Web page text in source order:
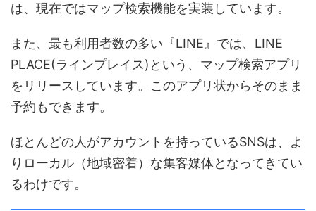
は、現在ではマップ検索機能を実装しています。
また、最も利用者数の多い『LINE』では、LINE
PLACE(ラインプレイス)という、マップ検索アプリ
をリリースしています。このアプリ状からそのまま
予約もできます。
ほとんどの人がアカウントを持っているSNSは、よ
りローカル（地域密着）な集客媒体となってきてい
るわけです。